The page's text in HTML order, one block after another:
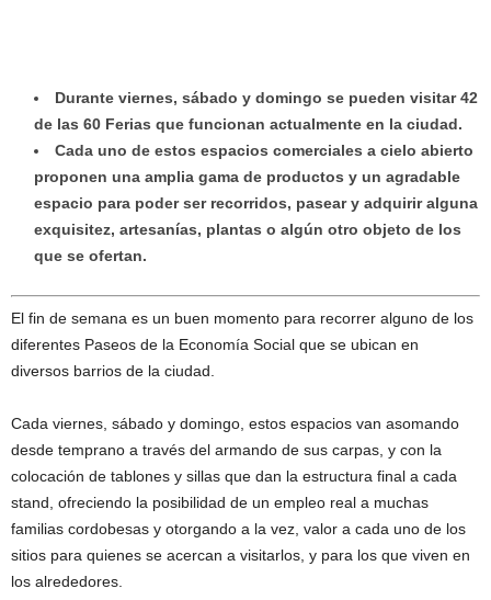
Durante viernes, sábado y domingo se pueden visitar 42
de las 60 Ferias que funcionan actualmente en la ciudad.
Cada uno de estos espacios comerciales a cielo abierto
proponen una amplia gama de productos y un agradable
espacio para poder ser recorridos, pasear y adquirir alguna
exquisitez, artesanías, plantas o algún otro objeto de los
que se ofertan.
El fin de semana es un buen momento para recorrer alguno de los
diferentes Paseos de la Economía Social que se ubican en
diversos barrios de la ciudad.
Cada viernes, sábado y domingo, estos espacios van asomando
desde temprano a través del armando de sus carpas, y con la
colocación de tablones y sillas que dan la estructura final a cada
stand, ofreciendo la posibilidad de un empleo real a muchas
familias cordobesas y otorgando a la vez, valor a cada uno de los
sitios para quienes se acercan a visitarlos, y para los que viven en
los alrededores.